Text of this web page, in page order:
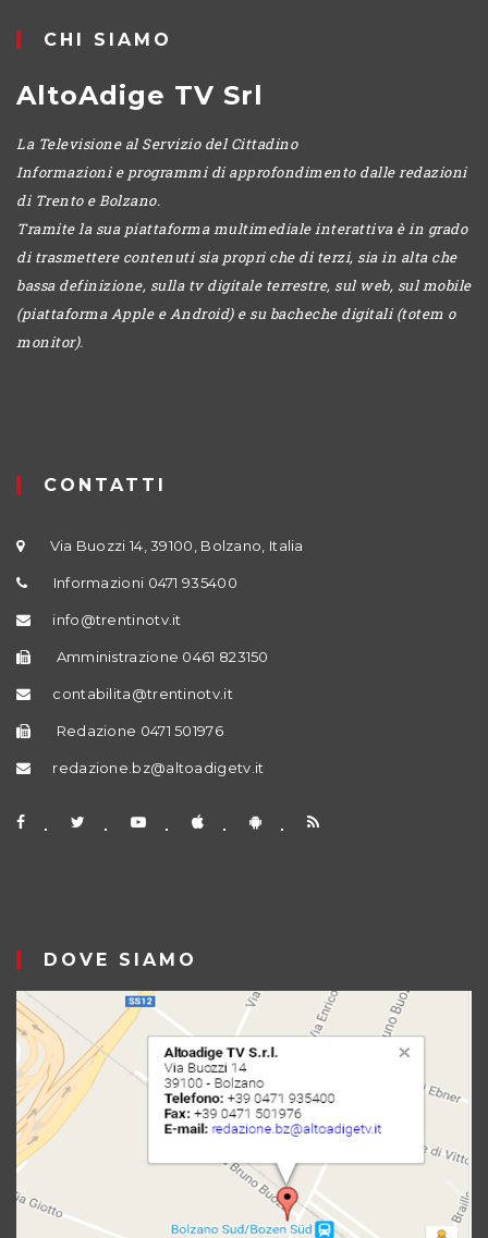
CHI SIAMO
AltoAdige TV Srl
La Televisione al Servizio del Cittadino
Informazioni e programmi di approfondimento dalle redazioni
di Trento e Bolzano.
Tramite la sua piattaforma multimediale interattiva è in grado
di trasmettere contenuti sia propri che di terzi, sia in alta che
bassa definizione, sulla tv digitale terrestre, sul web, sul mobile
(piattaforma Apple e Android) e su bacheche digitali (totem o
monitor).
CONTATTI
Via Buozzi 14, 39100, Bolzano, Italia
Informazioni 0471 935400
info@trentinotv.it
Amministrazione 0461 823150
contabilita@trentinotv.it
Redazione 0471 501976
redazione.bz@altoadigetv.it
DOVE SIAMO